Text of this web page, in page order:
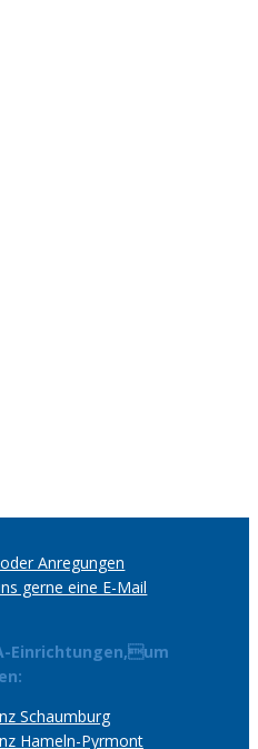
Anregungen
gerne eine E-Mail
Einrichtungen,um
Schaumburg
Hameln-Pyrmont